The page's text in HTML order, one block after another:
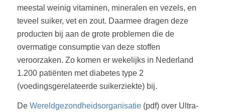
meestal weinig vitaminen, mineralen en vezels, en
teveel suiker, vet en zout. Daarmee dragen deze
producten bij aan de grote problemen die de
overmatige consumptie van deze stoffen
veroorzaken. Zo komen er wekelijks in Nederland
1.200 patiënten met diabetes type 2
(voedingsgerelateerde suikerziekte) bij.
De Wereldgezondheidsorganisatie(pdf) over Ultra-